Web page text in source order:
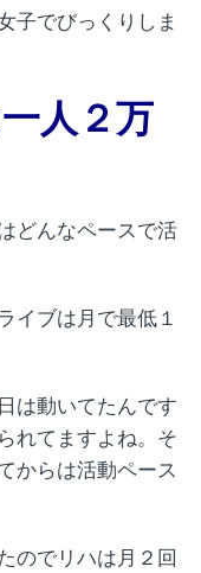
子でびっくりしま
人２万
どんなペースで活
イブは月で最低１
は動いてたんです
れてますよね。そ
からは活動ペース
のでリハは月２回